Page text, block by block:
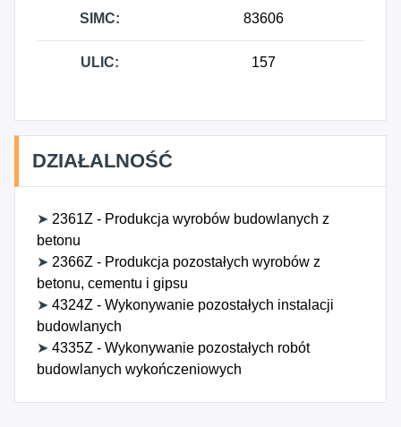
SIMC: 83606
ULIC: 157
DZIAŁALNOŚĆ
➤ 2361Z - Produkcja wyrobów budowlanych z
betonu
➤ 2366Z - Produkcja pozostałych wyrobów z
betonu, cementu i gipsu
➤ 4324Z - Wykonywanie pozostałych instalacji
budowlanych
➤ 4335Z - Wykonywanie pozostałych robót
budowlanych wykończeniowych